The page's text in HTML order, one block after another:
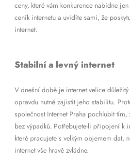
ceny, které vám konkurence nabídne
ceník internetu a uvidíte sami, že
internet.
Stabilní a levný internet
V dnešní době je internet velice
opravdu nutné zajistit jeho stabilitu.
společnost Internet Praha pochlubit
bez výpadků. Potřebujete-li připojení k
které pracujete s velkým objemem dat,
internet vše hravě zvládne.